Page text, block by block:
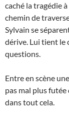
caché la tragédie
chemin de
Sylvain se
dérive. Lui tient le
questions.
Entre en scène
pas mal plus futée
dans tout cela.